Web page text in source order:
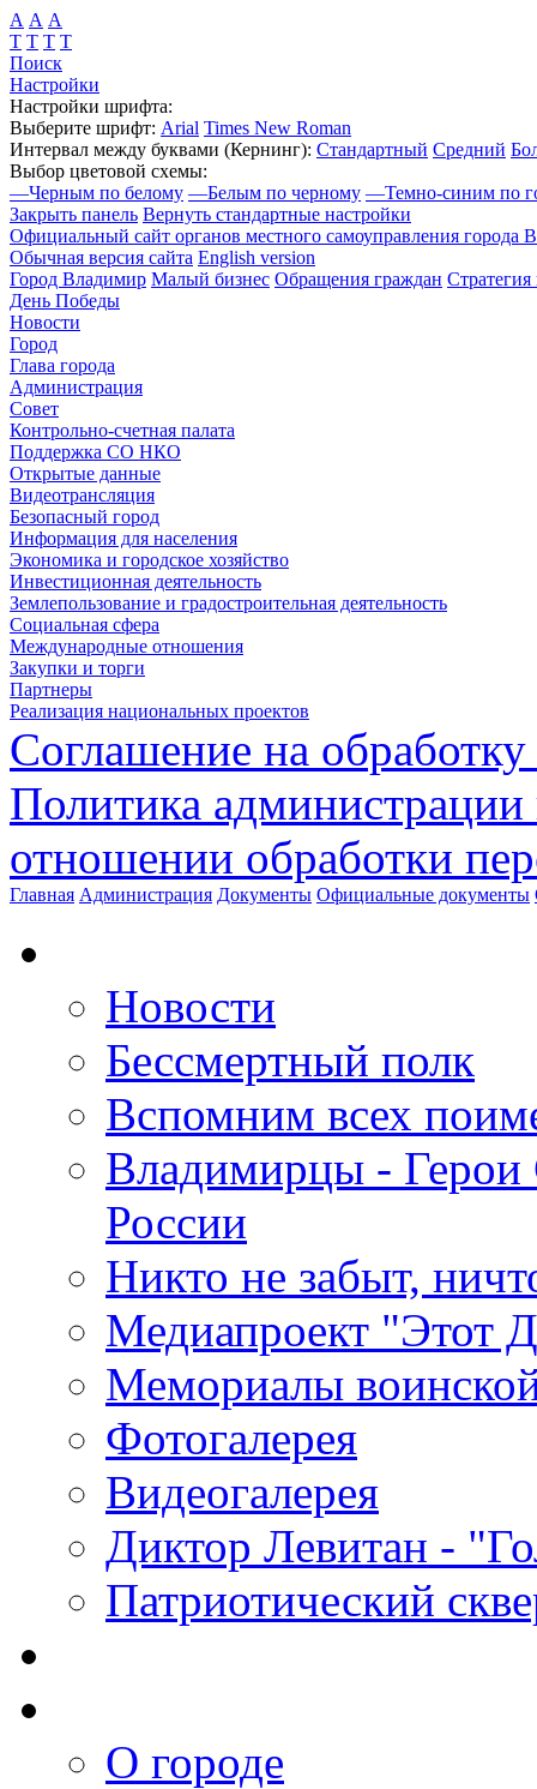
А А А
Т Т Т Т
Поиск
Настройки
Настройки шрифта:
Выберите шрифт: Arial Times New Roman
Интервал между буквами (Кернинг): Стандартный Средний
Выбор цветовой схемы:
—Черным по белому —Белым по черному —Темно-синим по
Закрыть панель Вернуть стандартные настройки
Официальный сайт органов местного самоуправления города
Обычная версия сайта English version
Город Владимир Малый бизнес Обращения граждан Стратегия
День Победы
Новости
Город
Глава города
Администрация
Совет
Контрольно-счетная палата
Поддержка СО НКО
Открытые данные
Видеотрансляция
Безопасный город
Информация для населения
Экономика и городское хозяйство
Инвестиционная деятельность
Землепользование и градостроительная деятельность
Социальная сфера
Международные отношения
Закупки и торги
Партнеры
Реализация национальных проектов
Соглашение на
Политика
отношении обработки
Главная Администрация Документы Официальные документы
Новости
Бессмертный полк
Вспомним всех
Владимирцы - Герои
России
Никто не забыт,
Медиапроект "Этот
Мемориалы
Фотогалерея
Видеогалерея
Диктор Левитан -
Патриотический
О городе